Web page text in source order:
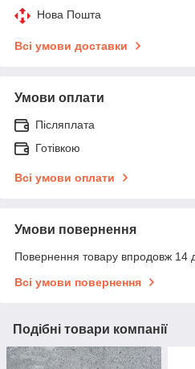
Нова Пошта
Всі умови доставки
Умови оплати
Післяплата
Готівкою
Всі умови оплати
Умови повернення
Повернення товару впродовж 14
Всі умови повернення
Подібні товари компанії